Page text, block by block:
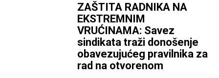
ZAŠTITA RADNIKA NA
EKSTREMNIM
VRUĆINAMA: Savez
sindikata traži donošenje
obavezujućeg pravilnika za
rad na otvorenom